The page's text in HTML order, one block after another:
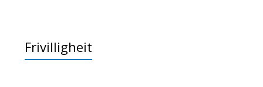
Frivilligheit